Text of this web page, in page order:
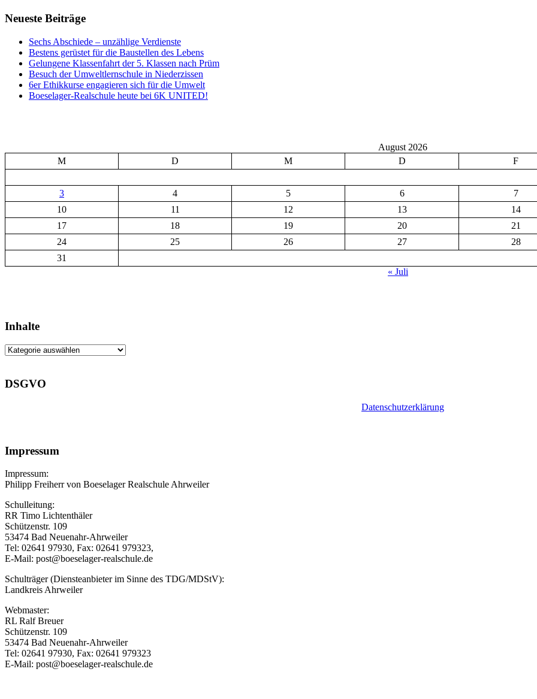
Neueste Beiträge
Sechs Abschiede – unzählige Verdienste
Bestens gerüstet für die Baustellen des Lebens
Gelungene Klassenfahrt der 5. Klassen nach Prüm
Besuch der Umweltlernschule in Niederzissen
6er Ethikkurse engagieren sich für die Umwelt
Boeselager-Realschule heute bei 6K UNITED!
August 2026
M
D M D F
3 4 5 6
7
10
11 12 13
14
17
18 19 20
21
24
25 26 27
28
31
« Juli
Inhalte
Inhalte
DSGVO
Datenschutzerklärung
Impressum
Impressum:
Philipp Freiherr von Boeselager Realschule Ahrweiler
Schulleitung:
RR Timo Lichtenthäler
Schützenstr. 109
53474 Bad Neuenahr-Ahrweiler
Tel: 02641 97930, Fax: 02641 979323,
E-Mail: post@boeselager-realschule.de
Schulträger (Diensteanbieter im Sinne des TDG/MDStV):
Landkreis Ahrweiler
Webmaster:
RL Ralf Breuer
Schützenstr. 109
53474 Bad Neuenahr-Ahrweiler
Tel: 02641 97930, Fax: 02641 979323
E-Mail: post@boeselager-realschule.de